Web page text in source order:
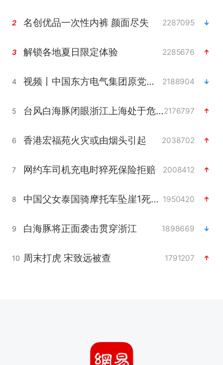
2 名创优品一次性内裤 颜面尽失 2287095
3 解锁各地夏日限定体验 2285676
4 视频丨中国东方电气集团原党组副书记、董事宋致远被查 2188904
5 台风白海豚闭眼浙江上海处于危险半圆2176797
6 香港宏福苑火灾或由烟头引起 2038702
7 网约车司机充电时猝死保险拒赔 2008412
8 中国父女泰国骑摩托车坠崖1死1伤 1950420
9 白海豚将正面袭击贯穿浙江 1898669
10 周末打虎 宋致远被查 1791207